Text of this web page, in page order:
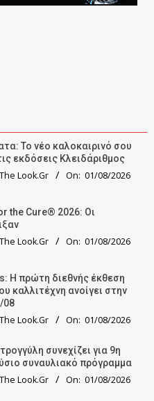
Το νέο καλοκαιρινό σου
εκδόσεις Κλειδάριθμος
Look.Gr On: 01/08/2026
the Cure® 2026: Οι
Look.Gr On: 01/08/2026
Η πρώτη διεθνής έκθεση
καλλιτέχνη ανοίγει στην
08
Look.Gr On: 01/08/2026
συνεχίζει για 9η
συναυλιακό πρόγραμμα
Look.Gr On: 01/08/2026